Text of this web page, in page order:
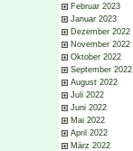
Februar 2023
Januar 2023
Dezember 2022
November 2022
Oktober 2022
September 2022
August 2022
Juli 2022
Juni 2022
Mai 2022
April 2022
März 2022